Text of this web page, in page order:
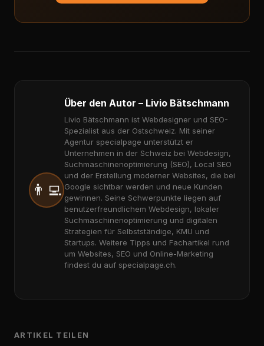
👨‍💻
Über den Autor – Livio Bätschmann
Livio Bätschmann ist Webdesigner und SEO-
Spezialist aus der Ostschweiz. Mit seiner
Agentur specialpage unterstützt er
Unternehmen in der Schweiz bei Webdesign,
Suchmaschinenoptimierung (SEO), Local SEO
und der Erstellung moderner Websites, die bei
Google sichtbar werden und neue Kunden
gewinnen. Seine Schwerpunkte liegen auf
benutzerfreundlichem Webdesign, lokaler
Suchmaschinenoptimierung und digitalen
Strategien für Selbstständige, KMU und
Startups. Weitere Tipps und Fachartikel rund
um Websites, SEO und Online-Marketing
findest du auf specialpage.ch.
ARTIKEL TEILEN